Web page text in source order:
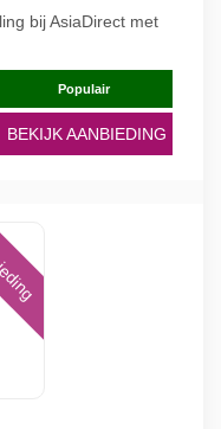
bij AsiaDirect met
Populair
BEKIJK AANBIEDING